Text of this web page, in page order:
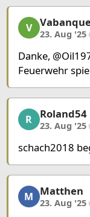
Vabanque, 7/
V 23. Aug '25
Danke,
Feuerwehr
Roland54, 8/
R Roland54
23. Aug '25
schach2018
Matthen, 9/
M Matthen
23. Aug '25